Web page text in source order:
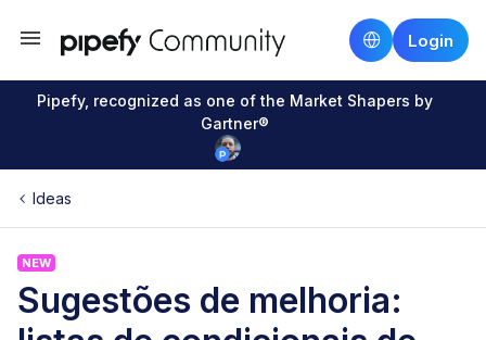
Login
Pipefy, recognized as one of the Market Shapers by
Gartner®
Ideas
NEW
Sugestões de melhoria: